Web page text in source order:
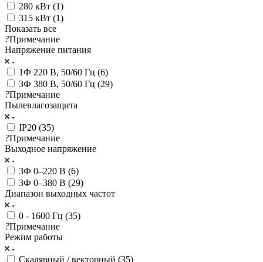
280 кВт (1)
315 кВт (1)
Показать все
?Примечание
Напряжение питания
1Ф 220 В, 50/60 Гц (6)
3Ф 380 В, 50/60 Гц (29)
?Примечание
Пылевлагозащита
IP20 (35)
?Примечание
Выходное напряжение
3Ф 0–220 В (6)
3Ф 0–380 В (29)
Диапазон выходных частот
0 - 1600 Гц (35)
?Примечание
Режим работы
Скалярный / векторный (35)